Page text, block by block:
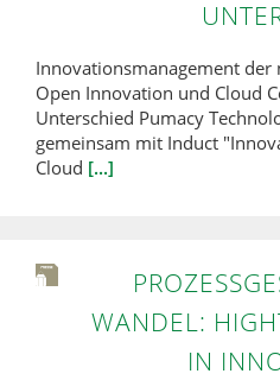
Innovationsmanagement der
Open Innovation und Cloud
Unterschied Pumacy
gemeinsam mit Induct
Cloud [...]
WANDEL:
IN